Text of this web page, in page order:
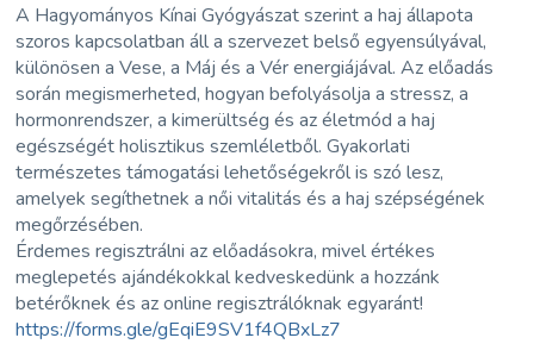
A Hagyományos Kínai Gyógyászat szerint a haj állapota
szoros kapcsolatban áll a szervezet belső egyensúlyával,
különösen a Vese, a Máj és a Vér energiájával. Az előadás
során megismerheted, hogyan befolyásolja a stressz, a
hormonrendszer, a kimerültség és az életmód a haj
egészségét holisztikus szemléletből. Gyakorlati
természetes támogatási lehetőségekről is szó lesz,
amelyek segíthetnek a női vitalitás és a haj szépségének
megőrzésében.
Érdemes regisztrálni az előadásokra, mivel értékes
meglepetés ajándékokkal kedveskedünk a hozzánk
betérőknek és az online regisztrálóknak egyaránt!
https://forms.gle/gEqiE9SV1f4QBxLz7